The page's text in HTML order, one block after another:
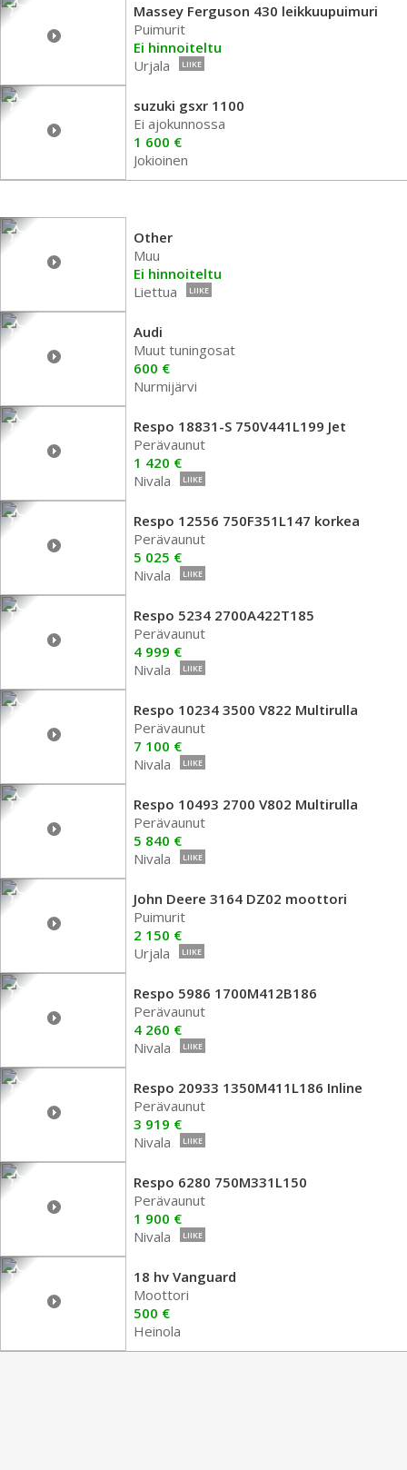
Massey Ferguson 430 leikkuupuimuri
Puimurit
Ei hinnoiteltu
Urjala
LIIKE
suzuki gsxr 1100
Ei ajokunnossa
1 600 €
Jokioinen
Other
Muu
Ei hinnoiteltu
Liettua
LIIKE
Audi
Muut tuningosat
600 €
Nurmijärvi
Respo 18831-S 750V441L199 Jet
Perävaunut
1 420 €
Nivala
LIIKE
Respo 12556 750F351L147 korkea
Perävaunut
5 025 €
Nivala
LIIKE
Respo 5234 2700A422T185
Perävaunut
4 999 €
Nivala
LIIKE
Respo 10234 3500 V822 Multirulla
Perävaunut
7 100 €
Nivala
LIIKE
Respo 10493 2700 V802 Multirulla
Perävaunut
5 840 €
Nivala
LIIKE
John Deere 3164 DZ02 moottori
Puimurit
2 150 €
Urjala
LIIKE
Respo 5986 1700M412B186
Perävaunut
4 260 €
Nivala
LIIKE
Respo 20933 1350M411L186 Inline
Perävaunut
3 919 €
Nivala
LIIKE
Respo 6280 750M331L150
Perävaunut
1 900 €
Nivala
LIIKE
18 hv Vanguard
Moottori
500 €
Heinola